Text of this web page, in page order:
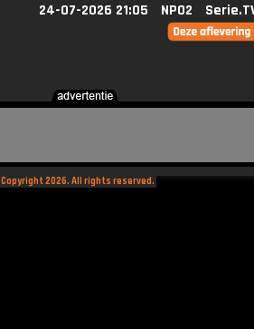
24-07-2026 21:05 NPO2
Copyright 2026. All rights reserved.